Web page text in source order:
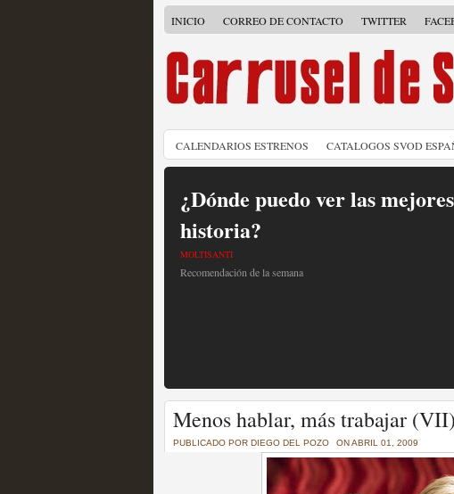
INICIO CORREO DE CONTACTO TWITTER
CALENDARIOS ESTRENOS CATALOGOS SVOD
¿Dónde puedo ver las
historia?
MOLTISANTI
Recomendación de la semana
Un recorrido por todas las
of Thrones a través de sus
Recomendación de la semana
Menos hablar, más trabajar (VII)
PUBLICADO POR DIEGO DEL POZO ON ABRIL 01, 2009